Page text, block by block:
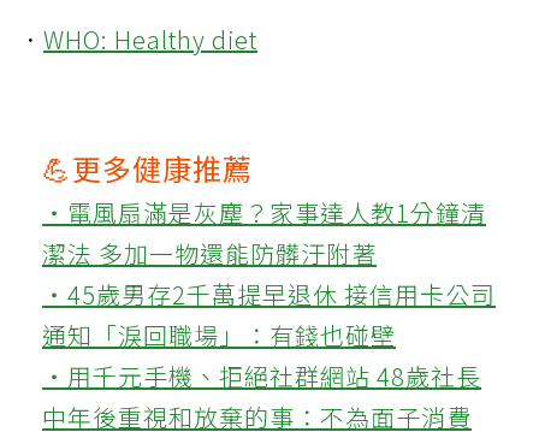
． WHO: Healthy diet
💪更多健康推薦
‧電風扇滿是灰塵？家事達人教1分鐘清
潔法 多加一物還能防髒汙附著
‧45歲男存2千萬提早退休 接信用卡公司
通知「淚回職場」：有錢也碰壁
‧用千元手機、拒絕社群網站 48歲社長
中年後重視和放棄的事：不為面子消費